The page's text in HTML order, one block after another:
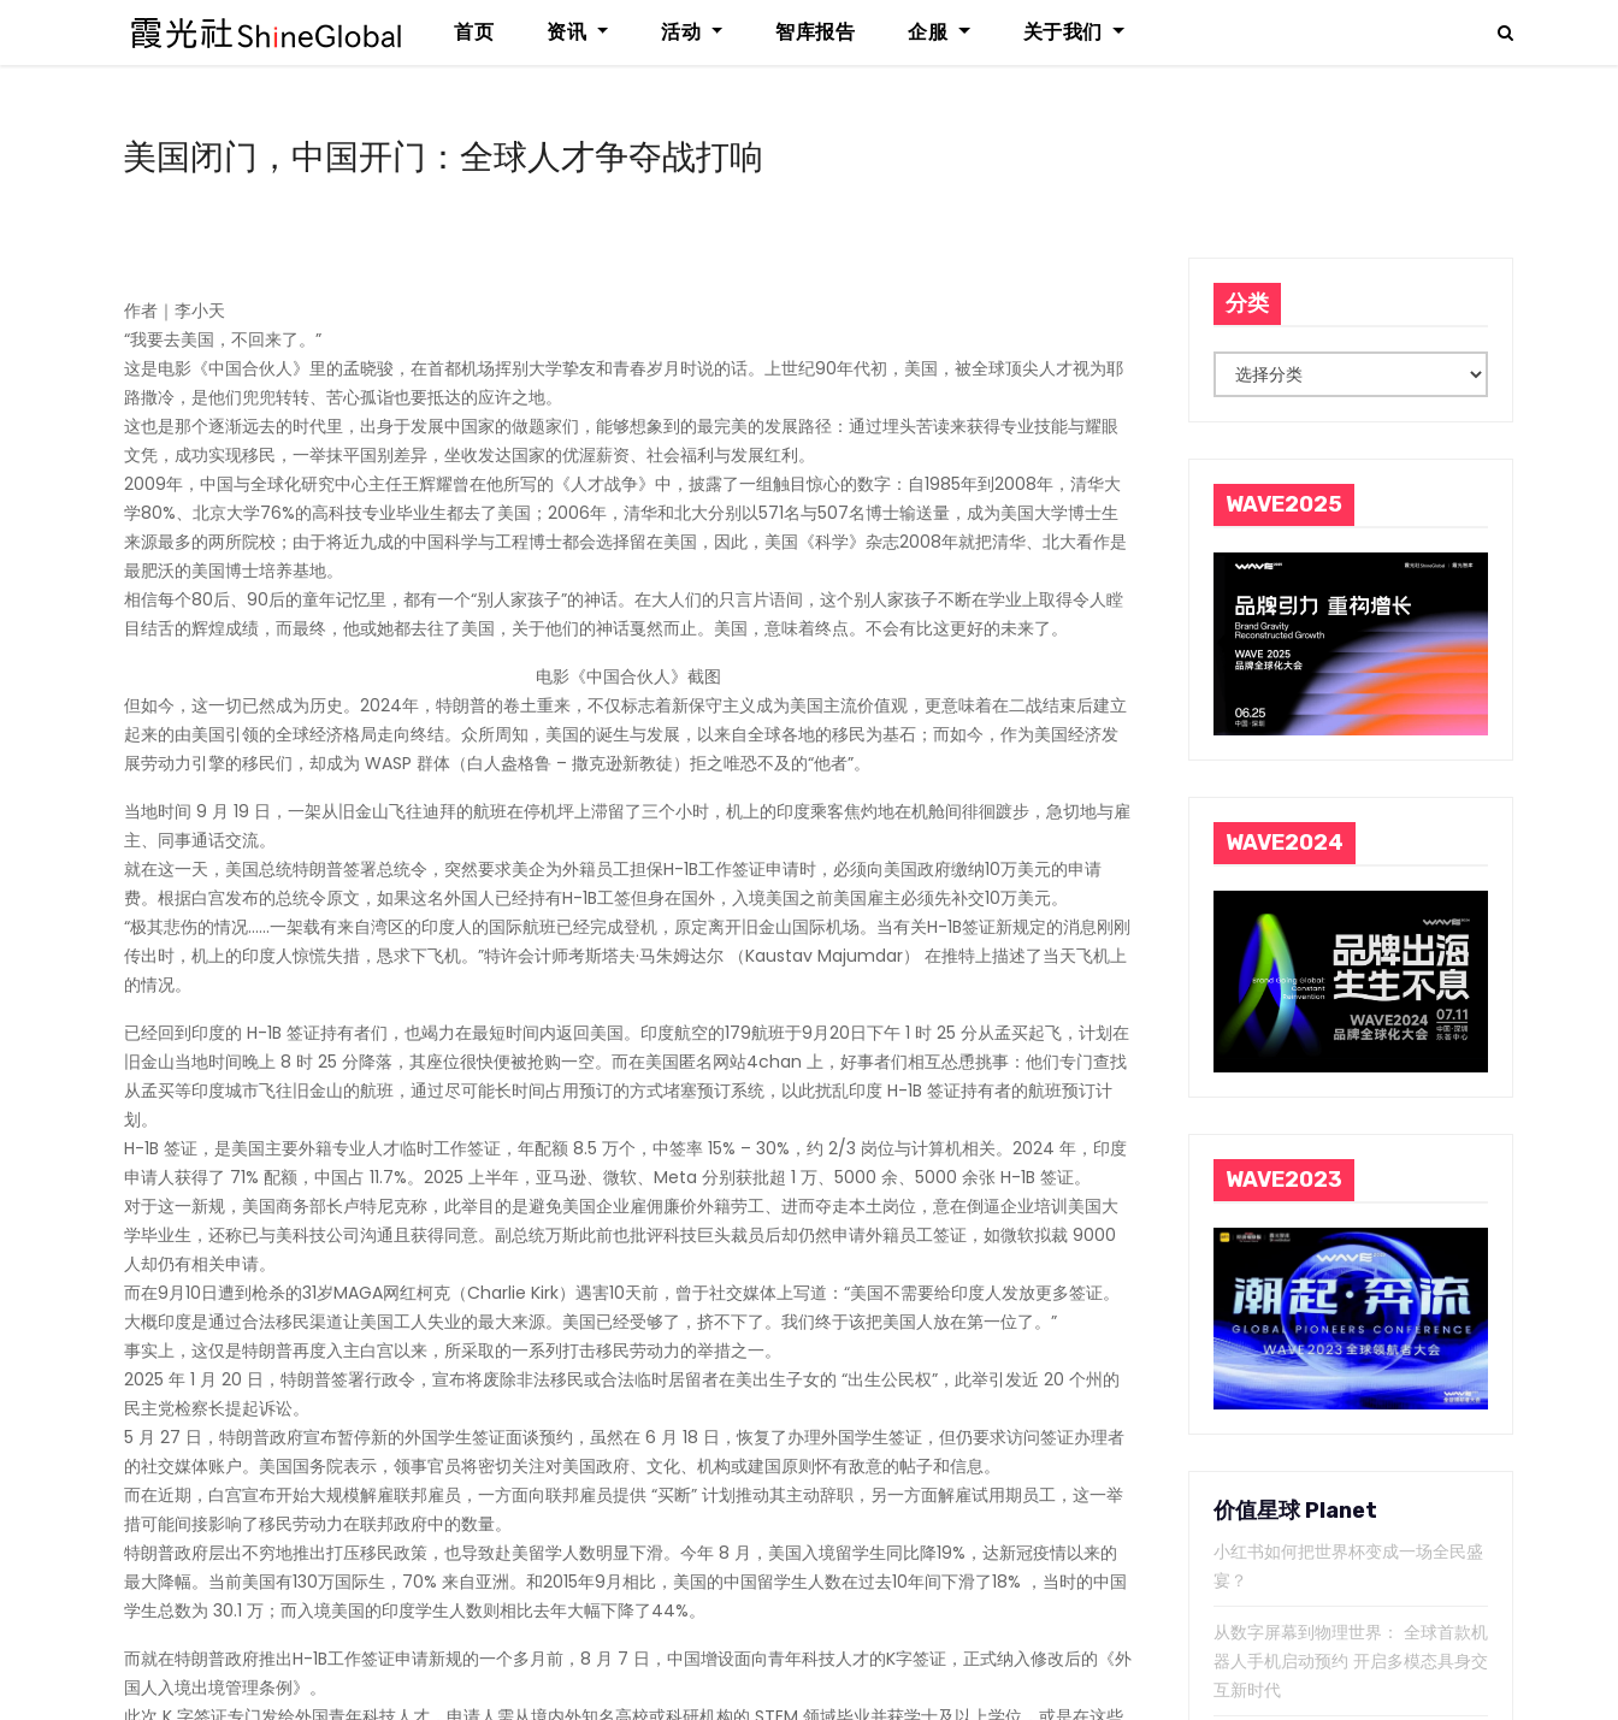
首页 资讯 活动 智库报告 企服 关于我们
美国闭门，中国开门：全球人才争夺战打响
作者｜李小天
“我要去美国，不回来了。”
这是电影《中国合伙人》里的孟晓骏，在首都机场挥别大学挚友和青春岁月时说的话。上世纪90年代初，美国，被全球顶尖人才视为耶
路撒冷，是他们兜兜转转、苦心孤诣也要抵达的应许之地。
这也是那个逐渐远去的时代里，出身于发展中国家的做题家们，能够想象到的最完美的发展路径：通过埋头苦读来获得专业技能与耀眼
文凭，成功实现移民，一举抹平国别差异，坐收发达国家的优渥薪资、社会福利与发展红利。
2009年，中国与全球化研究中心主任王辉耀曾在他所写的《人才战争》中，披露了一组触目惊心的数字：自1985年到2008年，清华大
学80%、北京大学76%的高科技专业毕业生都去了美国；2006年，清华和北大分别以571名与507名博士输送量，成为美国大学博士生
来源最多的两所院校；由于将近九成的中国科学与工程博士都会选择留在美国，因此，美国《科学》杂志2008年就把清华、北大看作是
最肥沃的美国博士培养基地。
相信每个80后、90后的童年记忆里，都有一个“别人家孩子”的神话。在大人们的只言片语间，这个别人家孩子不断在学业上取得令人瞠
目结舌的辉煌成绩，而最终，他或她都去往了美国，关于他们的神话戛然而止。美国，意味着终点。不会有比这更好的未来了。
电影《中国合伙人》截图
但如今，这一切已然成为历史。2024年，特朗普的卷土重来，不仅标志着新保守主义成为美国主流价值观，更意味着在二战结束后建立
起来的由美国引领的全球经济格局走向终结。众所周知，美国的诞生与发展，以来自全球各地的移民为基石；而如今，作为美国经济发
展劳动力引擎的移民们，却成为 WASP 群体（白人盎格鲁 – 撒克逊新教徒）拒之唯恐不及的“他者”。
当地时间 9 月 19 日，一架从旧金山飞往迪拜的航班在停机坪上滞留了三个小时，机上的印度乘客焦灼地在机舱间徘徊踱步，急切地与雇
主、同事通话交流。
就在这一天，美国总统特朗普签署总统令，突然要求美企为外籍员工担保H-1B工作签证申请时，必须向美国政府缴纳10万美元的申请
费。根据白宫发布的总统令原文，如果这名外国人已经持有H-1B工签但身在国外，入境美国之前美国雇主必须先补交10万美元。
“极其悲伤的情况……一架载有来自湾区的印度人的国际航班已经完成登机，原定离开旧金山国际机场。当有关H-1B签证新规定的消息刚刚
传出时，机上的印度人惊慌失措，恳求下飞机。”特许会计师考斯塔夫·马朱姆达尔 （Kaustav Majumdar） 在推特上描述了当天飞机上
的情况。
已经回到印度的 H-1B 签证持有者们，也竭力在最短时间内返回美国。印度航空的179航班于9月20日下午 1 时 25 分从孟买起飞，计划在
旧金山当地时间晚上 8 时 25 分降落，其座位很快便被抢购一空。而在美国匿名网站4chan 上，好事者们相互怂恿挑事：他们专门查找
从孟买等印度城市飞往旧金山的航班，通过尽可能长时间占用预订的方式堵塞预订系统，以此扰乱印度 H-1B 签证持有者的航班预订计
划。
H-1B 签证，是美国主要外籍专业人才临时工作签证，年配额 8.5 万个，中签率 15% – 30%，约 2/3 岗位与计算机相关。2024 年，印度
申请人获得了 71% 配额，中国占 11.7%。2025 上半年，亚马逊、微软、Meta 分别获批超 1 万、5000 余、5000 余张 H-1B 签证。
对于这一新规，美国商务部长卢特尼克称，此举目的是避免美国企业雇佣廉价外籍劳工、进而夺走本土岗位，意在倒逼企业培训美国大
学毕业生，还称已与美科技公司沟通且获得同意。副总统万斯此前也批评科技巨头裁员后却仍然申请外籍员工签证，如微软拟裁 9000
人却仍有相关申请。
而在9月10日遭到枪杀的31岁MAGA网红柯克（Charlie Kirk）遇害10天前，曾于社交媒体上写道：“美国不需要给印度人发放更多签证。
大概印度是通过合法移民渠道让美国工人失业的最大来源。美国已经受够了，挤不下了。我们终于该把美国人放在第一位了。”
事实上，这仅是特朗普再度入主白宫以来，所采取的一系列打击移民劳动力的举措之一。
2025 年 1 月 20 日，特朗普签署行政令，宣布将废除非法移民或合法临时居留者在美出生子女的 “出生公民权”，此举引发近 20 个州的
民主党检察长提起诉讼。
5 月 27 日，特朗普政府宣布暂停新的外国学生签证面谈预约，虽然在 6 月 18 日，恢复了办理外国学生签证，但仍要求访问签证办理者
的社交媒体账户。美国国务院表示，领事官员将密切关注对美国政府、文化、机构或建国原则怀有敌意的帖子和信息。
而在近期，白宫宣布开始大规模解雇联邦雇员，一方面向联邦雇员提供 “买断” 计划推动其主动辞职，另一方面解雇试用期员工，这一举
措可能间接影响了移民劳动力在联邦政府中的数量。
特朗普政府层出不穷地推出打压移民政策，也导致赴美留学人数明显下滑。今年 8 月，美国入境留学生同比降19%，达新冠疫情以来的
最大降幅。当前美国有130万国际生，70% 来自亚洲。和2015年9月相比，美国的中国留学生人数在过去10年间下滑了18% ，当时的中国
学生总数为 30.1 万；而入境美国的印度学生人数则相比去年大幅下降了44%。
而就在特朗普政府推出H-1B工作签证申请新规的一个多月前，8 月 7 日，中国增设面向青年科技人才的K字签证，正式纳入修改后的《外
国人入境出境管理条例》。
分类
类
WAVE2025
WAVE2024
WAVE2023
价值星球 Planet
小红书如何把世界杯变成一场全民盛
宴？
从数字屏幕到物理世界： 全球首款机
器人手机启动预约 开启多模态具身交
互新时代